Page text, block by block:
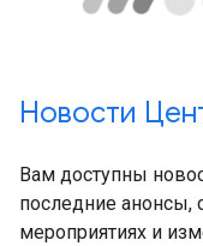
Новости
Вам доступны
последние анонсы,
мероприятиях и